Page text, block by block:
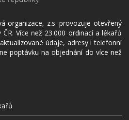
organizace, z.s. provozuje otevřený
Více než 23.000 ordinací a lékařů
údaje, adresy i telefonní
poptávku na objednání do více než